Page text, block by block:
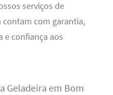
serviços de
com garantia,
e confiança aos
Geladeira em Bom